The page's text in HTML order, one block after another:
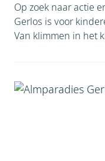
Op zoek naar actie
Gerlos is voor
Van klimmen in het